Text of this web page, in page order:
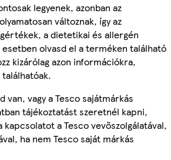
legyenek, azonban az
változnak, így az
a dietetikai és allergén
olvasd el a terméken található
kizárólag azon információkra,
van, vagy a Tesco sajátmárkás
tájékoztatást szeretnél kapni,
a Tesco vevőszolgálatával,
ha nem Tesco saját márkás